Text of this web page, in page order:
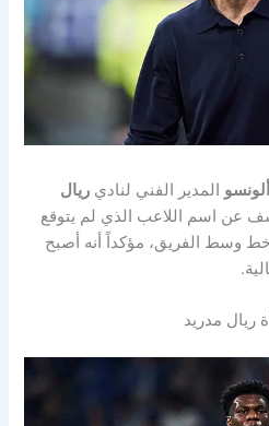
المدير الفني لناديريال
عن اسم اللاعب الذي لم يتوقع
وسط الفريق، مؤكداً أنه أصبح
ريال مدريد